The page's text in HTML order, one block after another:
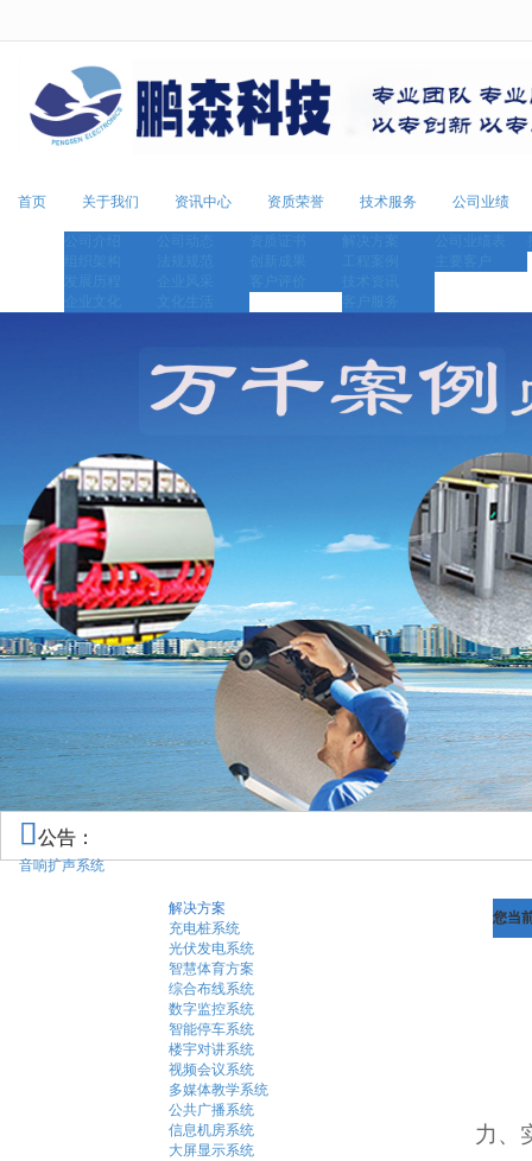
首页 关于我们 资讯中心 资质荣誉 技术服务 公司业绩
公告：
音响扩声系统
您当
力、
解决方案
充电桩系统
光伏发电系统
智慧体育方案
综合布线系统
数字监控系统
智能停车系统
楼宇对讲系统
视频会议系统
多媒体教学系统
公共广播系统
信息机房系统
大屏显示系统